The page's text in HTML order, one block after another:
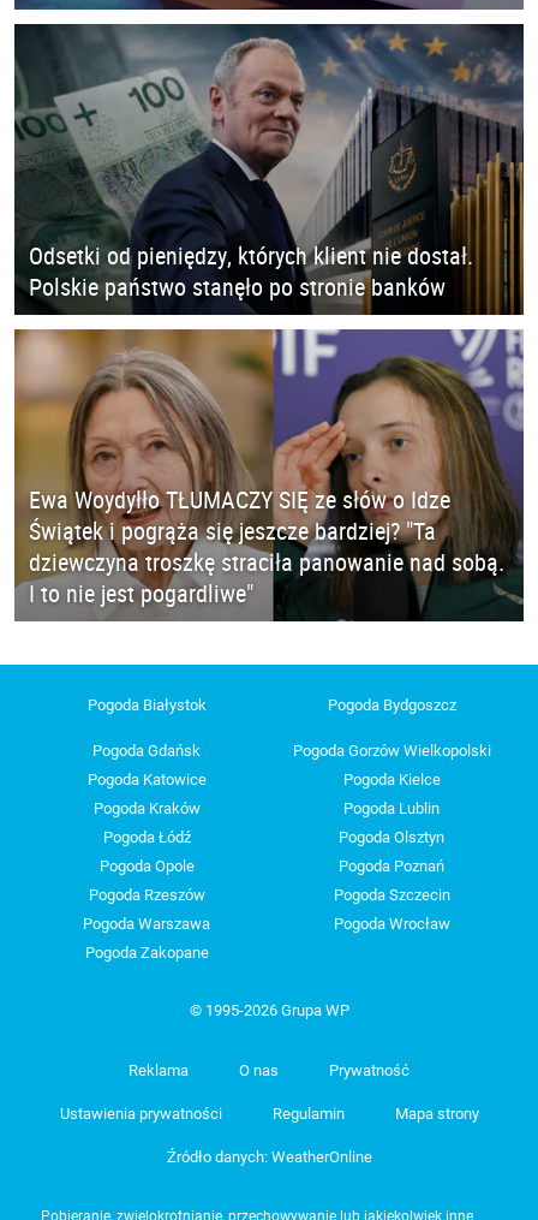
Odsetki od pieniędzy, których klient nie dostał.
Polskie państwo stanęło po stronie banków
Ewa Woydyłło TŁUMACZY SIĘ ze słów o Idze
Świątek i pogrąża się jeszcze bardziej? "Ta
dziewczyna troszkę straciła panowanie nad sobą.
I to nie jest pogardliwe"
Pogoda Białystok Pogoda Bydgoszcz
Pogoda Gdańsk
Pogoda Gorzów Wielkopolski
Pogoda Katowice
Pogoda Kielce
Pogoda Kraków
Pogoda Lublin
Pogoda Łódź
Pogoda Olsztyn
Pogoda Opole
Pogoda Poznań
Pogoda Rzeszów
Pogoda Szczecin
Pogoda Warszawa
Pogoda Wrocław
Pogoda Zakopane
© 1995-2026 Grupa WP
Reklama O nas Prywatność
Ustawienia prywatności Regulamin Mapa strony
Źródło danych: WeatherOnline
Pobieranie, zwielokrotnianie, przechowywanie lub jakiekolwiek inne